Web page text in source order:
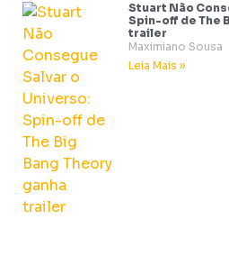
Stuart Não
Spin-off de The
trailer
Maximiano Sousa
Leia Mais »